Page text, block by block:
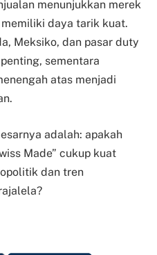
menunjukkan merek
daya tarik kuat.
Meksiko, dan pasar duty
sementara
atas menjadi
adalah: apakah
Made” cukup kuat
dan tren